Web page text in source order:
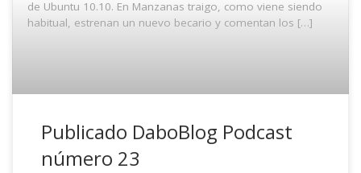
de Ubuntu 10.10. En Manzanas traigo, como viene siendo
habitual, estrenan un nuevo becario y comentan los […]
Publicado DaboBlog Podcast
número 23